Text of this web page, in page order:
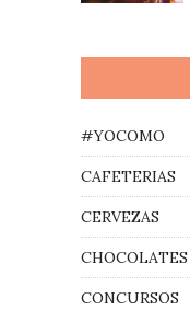
#YOCOMO
CAFETERIAS
CERVEZAS
CHOCOLATES
CONCURSOS